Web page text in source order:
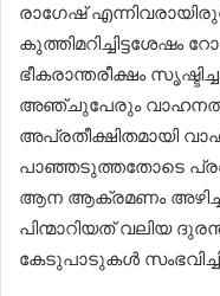
രാഗേഷ്
കുത്തിമറിച്ചിട്ടശേഷം
ഭീകരാന്തരീക്ഷം
അഞ്ചുപേരും
അപ്രതീക്ഷിതമായി
പാഞ്ഞടുത്തതോടെ
ആന ആക്രമണം
പിന്മാറിയത് വലിയ
കേടുപാടുകൾ